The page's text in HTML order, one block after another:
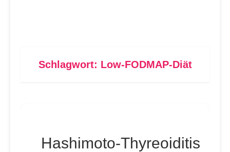
Schlagwort: Low-FODMAP-Diät
Hashimoto‑Thyreoiditis